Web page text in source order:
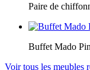
Paire de
Buffet Mado Pin
Voir tous les meubles